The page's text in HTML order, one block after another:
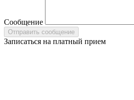
Сообщение
Записаться на платный прием